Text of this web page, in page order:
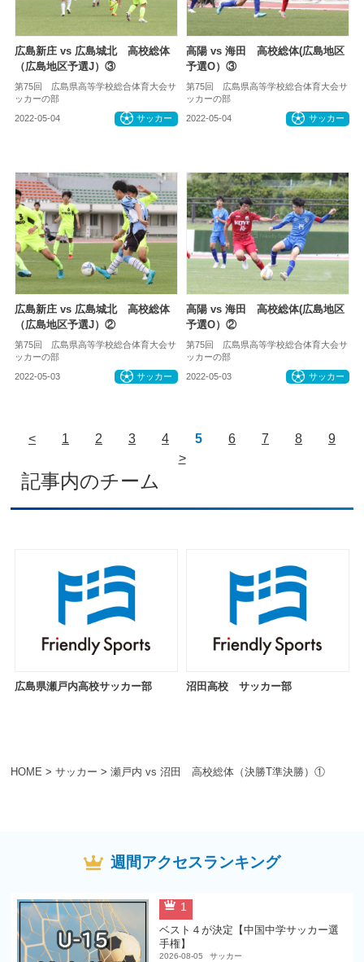
HOME > サッカー > 瀬戸内 vs 沼田 高校総体（決勝T準決勝）①
広島新庄 vs 広島城北 高校総体
（広島地区予選J）③
第75回 広島県高等学校総合体育大会サ
ッカーの部
2022-05-04 サッカー
高陽 vs 海田 高校総体(広島地区
予選O）③
第75回 広島県高等学校総合体育大会サ
ッカーの部
2022-05-04 サッカー
広島新庄 vs 広島城北 高校総体
（広島地区予選J）②
第75回 広島県高等学校総合体育大会サ
ッカーの部
2022-05-03 サッカー
高陽 vs 海田 高校総体(広島地区
予選O）②
第75回 広島県高等学校総合体育大会サ
ッカーの部
2022-05-03 サッカー
< 1 2 3 4 5 6 7 8
9
>
記事内のチーム
広島県瀬戸内高校サッカー部 沼田高校 サッカー部
週間アクセスランキング
1
ベスト４が決定【中国中学サッカー選
手権】
2026-08-05 サッカー